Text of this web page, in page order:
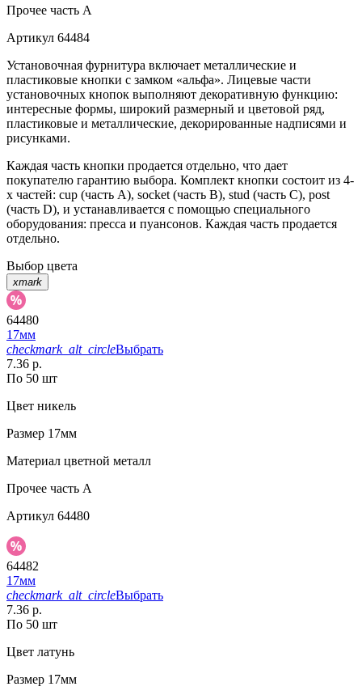
Прочее часть A
Артикул 64484
Установочная фурнитура включает металлические и
пластиковые кнопки с замком «альфа». Лицевые части
установочных кнопок выполняют декоративную функцию:
интересные формы, широкий размерный и цветовой ряд,
пластиковые и металлические, декорированные надписями и
рисунками.
Каждая часть кнопки продается отдельно, что дает
покупателю гарантию выбора. Комплект кнопки состоит из 4-
х частей: cup (часть А), socket (часть В), stud (часть С), post
(часть D), и устанавливается с помощью специального
оборудования: пресса и пуансонов. Каждая часть продается
отдельно.
Выбор цвета
xmark
64480
17мм
checkmark_alt_circleВыбрать
7.36 р.
По 50 шт
Цвет никель
Размер 17мм
Материал цветной металл
Прочее часть A
Артикул 64480
64482
17мм
checkmark_alt_circleВыбрать
7.36 р.
По 50 шт
Цвет латунь
Размер 17мм